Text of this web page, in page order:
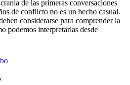
de las primeras conversaciones
de conflicto no es un hecho casual.
considerarse para comprender la
podemos interpretarlas desde